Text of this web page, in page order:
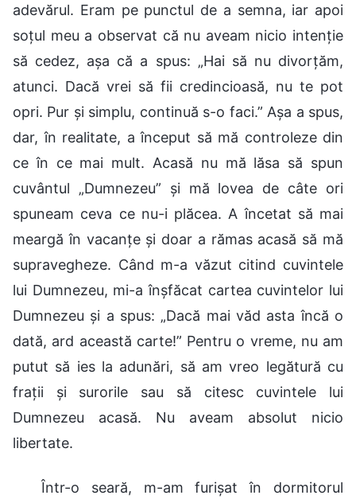
adevărul. Eram pe punctul de a semna, iar apoi
soțul meu a observat că nu aveam nicio intenție
să cedez, așa că a spus: „Hai să nu divorțăm,
atunci. Dacă vrei să fii credincioasă, nu te pot
opri. Pur și simplu, continuă s-o faci.” Așa a spus,
dar, în realitate, a început să mă controleze din
ce în ce mai mult. Acasă nu mă lăsa să spun
cuvântul „Dumnezeu” și mă lovea de câte ori
spuneam ceva ce nu-i plăcea. A încetat să mai
meargă în vacanțe și doar a rămas acasă să mă
supravegheze. Când m-a văzut citind cuvintele
lui Dumnezeu, mi-a înșfăcat cartea cuvintelor lui
Dumnezeu și a spus: „Dacă mai văd asta încă o
dată, ard această carte!” Pentru o vreme, nu am
putut să ies la adunări, să am vreo legătură cu
frații și surorile sau să citesc cuvintele lui
Dumnezeu acasă. Nu aveam absolut nicio
libertate.
Într-o seară, m-am furișat în dormitorul